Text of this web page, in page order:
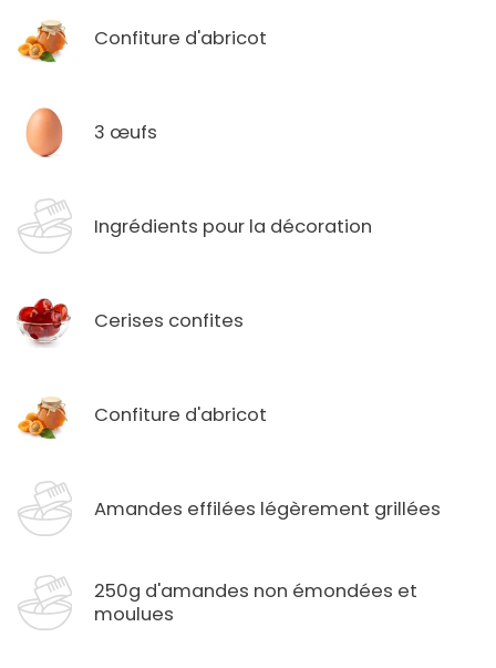
Confiture d'abricot
3 œufs
Ingrédients pour la décoration
Cerises confites
Confiture d'abricot
Amandes effilées légèrement grillées
250g d'amandes non émondées et
moulues